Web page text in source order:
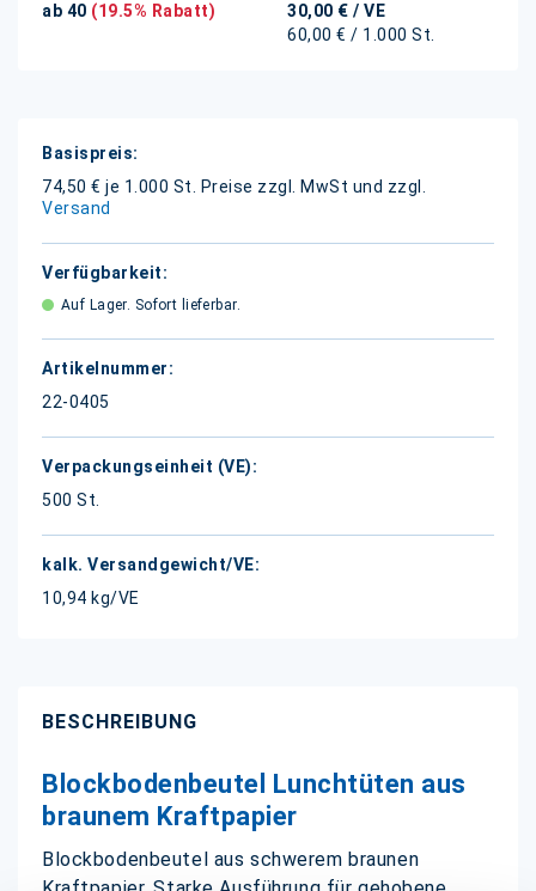
ab 40 (19.5% Rabatt) 30,00 € / VE
60,00 € / 1.000 St.
Weitere
Informationen
74,50 € je 1.000 St.
Preise zzgl. MwSt und zzgl.
Versand
Auf Lager. Sofort lieferbar.
22-0405
500 St.
10,94 kg/VE
BESCHREIBUNG
Blockbodenbeutel Lunchtüten aus
braunem Kraftpapier
Blockbodenbeutel aus schwerem braunen